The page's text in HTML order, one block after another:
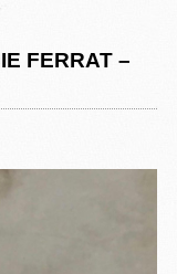
FERRAT –